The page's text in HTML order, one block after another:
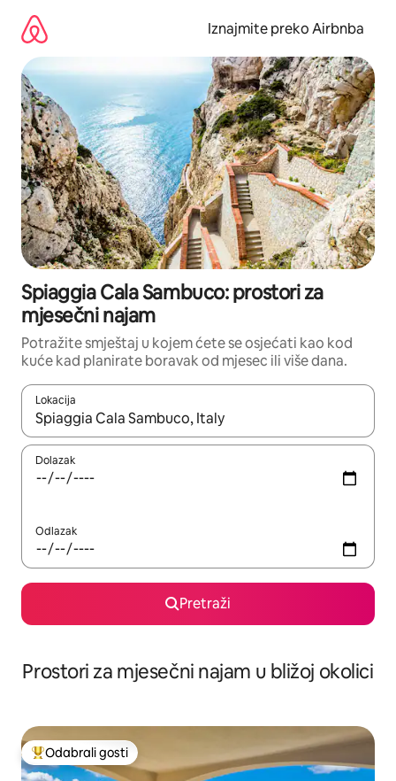
sadržaj
Iznajmite preko Airbnba
Spiaggia Cala Sambuco: prostori za
mjesečni najam
Potražite smještaj u kojem ćete se osjećati kao kod
kuće kad planirate boravak od mjesec ili više dana.
Lokacija
Kada budu dostupni rezultati, moći ćete ih pregledati
Dolazak
Odlazak
Pretraži
Prostori za mjesečni najam u bližoj okolici
Među najviše rangiranima s oznakom „Odabrali gosti”
Odabrali gosti